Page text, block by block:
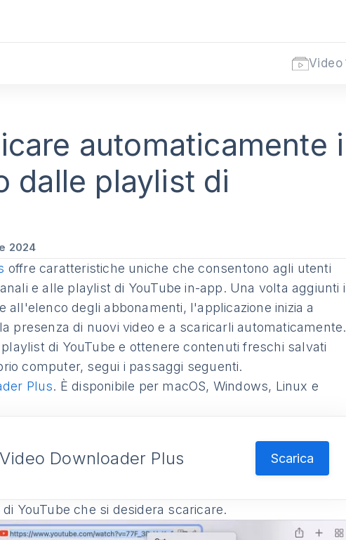
Video
automaticamente i
dalle playlist di
2024
offre caratteristiche uniche che consentono agli utenti
e alle playlist di YouTube in-app. Una volta aggiunti i
all'elenco degli abbonamenti, l'applicazione inizia a
presenza di nuovi video e a scaricarli automaticamente.
di YouTube e ottenere contenuti freschi salvati
computer, segui i passaggi seguenti.
Plus. È disponibile per macOS, Windows, Linux e
Downloader Plus Scarica
YouTube che si desidera scaricare.